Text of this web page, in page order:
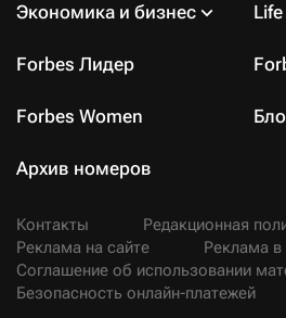
Экономика и бизнес Life
Forbes Лидер
Forbes Women
Архив номеров
Контакты
Редакционная
Реклама на сайте
Реклама в
Соглашение об использовании
Безопасность онлайн-платежей